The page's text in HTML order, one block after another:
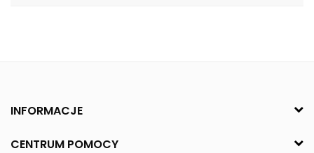
INFORMACJE
CENTRUM POMOCY